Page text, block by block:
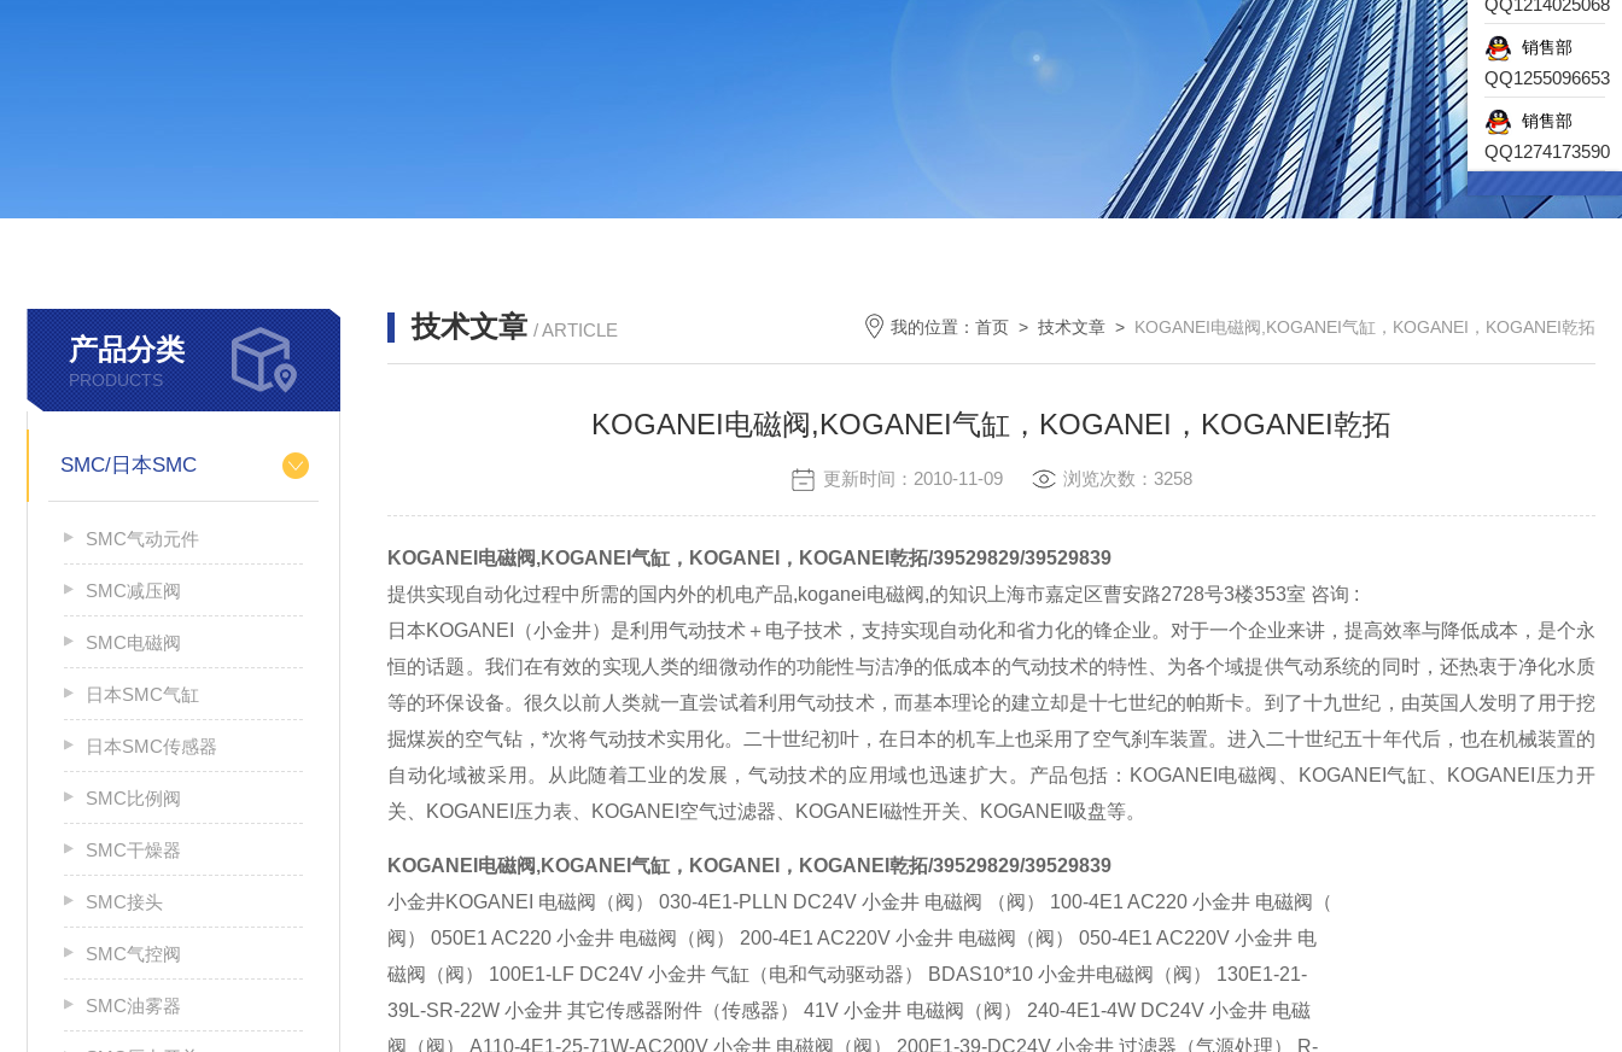
产品分类
PRODUCTS
SMC/日本SMC
SMC气动元件
SMC减压阀
SMC电磁阀
日本SMC气缸
日本SMC传感器
SMC比例阀
SMC干燥器
SMC接头
SMC气控阀
SMC油雾器
技术文章 / ARTICLE 我的位置： 首页 > 技术文章 > KOGANEI电磁阀,KOGANEI气缸，KOGANEI，KOGANEI乾拓
KOGANEI电磁阀,KOGANEI气缸，KOGANEI，KOGANEI乾拓
更新时间：2010-11-09 浏览次数：3258
KOGANEI电磁阀,KOGANEI气缸，KOGANEI，KOGANEI乾拓/39529829/39529839
提供实现自动化过程中所需的国内外的机电产品,koganei电磁阀,的知识上海市嘉定区曹安路2728号3楼353室 咨询 :
日本KOGANEI（小金井）是利用气动技术＋电子技术，支持实现自动化和省力化的锋企业。对于一个企业来讲，提高效率与降低成本，是个永
恒的话题。我们在有效的实现人类的细微动作的功能性与洁净的低成本的气动技术的特性、为各个域提供气动系统的同时，还热衷于净化水质
等的环保设备。很久以前人类就一直尝试着利用气动技术，而基本理论的建立却是十七世纪的帕斯卡。到了十九世纪，由英国人发明了用于挖
掘煤炭的空气钻，*次将气动技术实用化。二十世纪初叶，在日本的机车上也采用了空气刹车装置。进入二十世纪五十年代后，也在机械装置的
自动化域被采用。从此随着工业的发展，气动技术的应用域也迅速扩大。产品包括：KOGANEI电磁阀、KOGANEI气缸、KOGANEI压力开
关、KOGANEI压力表、KOGANEI空气过滤器、KOGANEI磁性开关、KOGANEI吸盘等。
KOGANEI电磁阀,KOGANEI气缸，KOGANEI，KOGANEI乾拓/39529829/39529839
小金井KOGANEI 电磁阀（阀） 030-4E1-PLLN DC24V 小金井 电磁阀 （阀） 100-4E1 AC220 小金井 电磁阀（
阀） 050E1 AC220 小金井 电磁阀（阀） 200-4E1 AC220V 小金井 电磁阀（阀） 050-4E1 AC220V 小金井 电
磁阀（阀） 100E1-LF DC24V 小金井 气缸（电和气动驱动器） BDAS10*10 小金井电磁阀（阀） 130E1-21-
39L-SR-22W 小金井 其它传感器附件（传感器） 41V 小金井 电磁阀（阀） 240-4E1-4W DC24V 小金井 电磁
阀（阀） A110-4E1-25-71W-AC200V 小金井 电磁阀（阀） 200E1-39-DC24V 小金井 过滤器（气源处理） R-
QQ1214025068
销售部
QQ1255096653
销售部
QQ1274173590